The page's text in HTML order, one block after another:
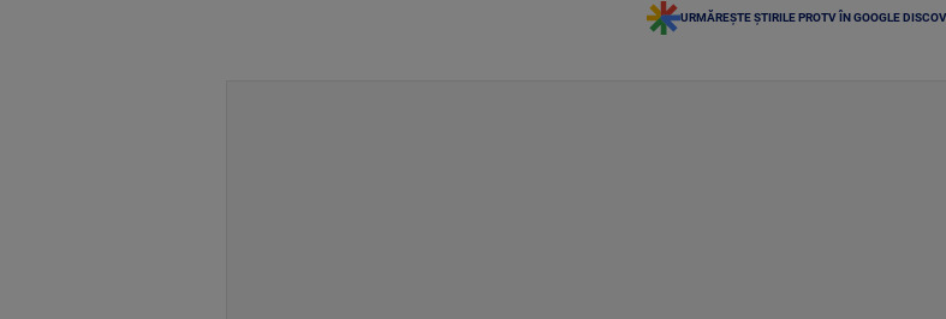
URMĂREȘTE ȘTIRILE PROTV ÎN GOOGLE